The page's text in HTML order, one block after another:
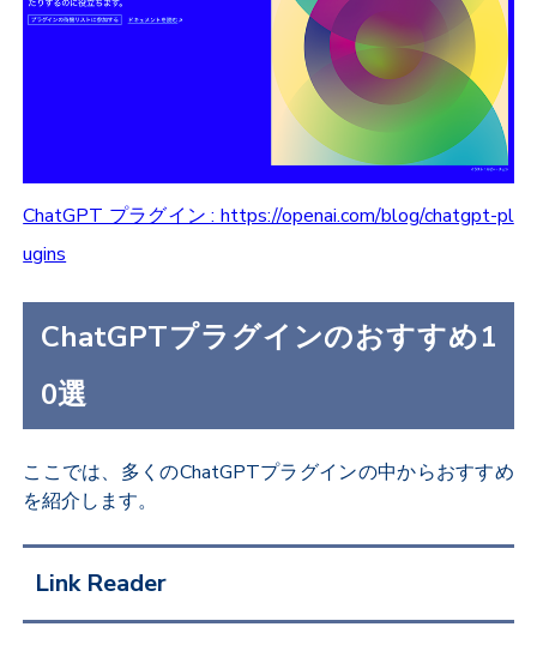
ChatGPT プラグイン : https://openai.com/blog/chatgpt-pl
ugins
ChatGPTプラグインのおすすめ1
0選
ここでは、多くのChatGPTプラグインの中からおすすめ
を紹介します。
Link Reader